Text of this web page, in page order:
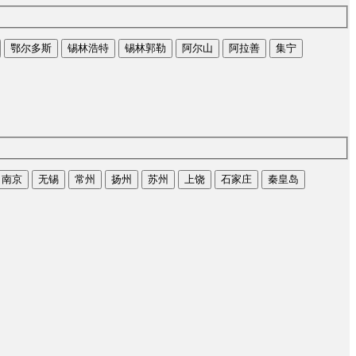
鄂尔多斯 锡林浩特 锡林郭勒 阿尔山 阿拉善 集宁
南京 无锡 常州 扬州 苏州 上饶 石家庄 秦皇岛